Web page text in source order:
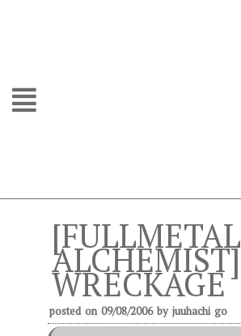
[FULLMETAL
ALCHEMIST]
WRECKAGE
posted on 09/08/2006by juuhachi go